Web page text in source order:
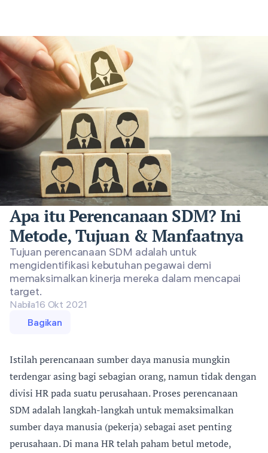
Apa itu Perencanaan SDM? Ini
Metode, Tujuan & Manfaatnya
Tujuan perencanaan SDM adalah untuk
mengidentifikasi kebutuhan pegawai demi
memaksimalkan kinerja mereka dalam mencapai
target.
Nabila16 Okt 2021
Bagikan
Istilah perencanaan sumber daya manusia mungkin
terdengar asing bagi sebagian orang, namun tidak dengan
divisi HR pada suatu perusahaan. Proses perencanaan
SDM adalah langkah-langkah untuk memaksimalkan
sumber daya manusia (pekerja) sebagai aset penting
perusahaan. Di mana HR telah paham betul metode,